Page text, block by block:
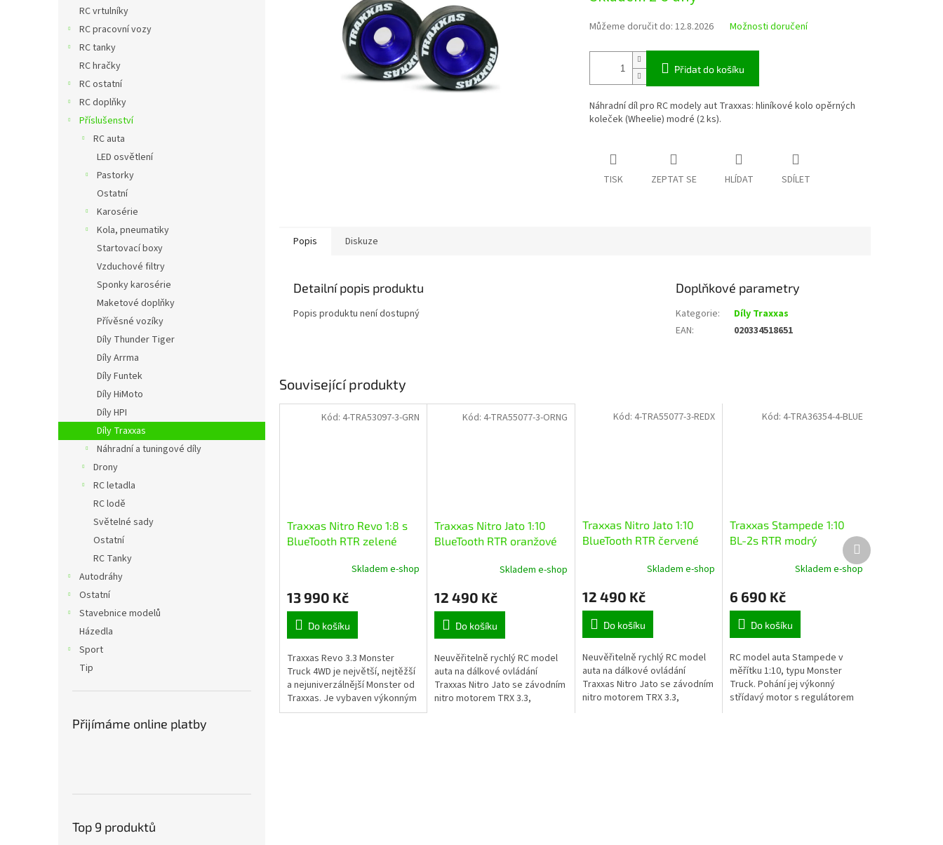
RC vrtulníky
RC pracovní vozy
RC tanky
RC hračky
RC ostatní
RC doplňky
Příslušenství
RC auta
LED osvětlení
Pastorky
Ostatní
Karosérie
Kola, pneumatiky
Startovací boxy
Vzduchové filtry
Sponky karosérie
Maketové doplňky
Přívěsné vozíky
Díly Thunder Tiger
Díly Arrma
Díly Funtek
Díly HiMoto
Díly HPI
Díly Traxxas
Náhradní a tuningové díly
Drony
RC letadla
RC lodě
Světelné sady
Ostatní
RC Tanky
Autodráhy
Ostatní
Stavebnice modelů
Házedla
Sport
Tip
Přijímáme online platby
Top 9 produktů
Můžeme doručit do: 12.8.2026 Možnosti doručení
Přidat do košíku
Náhradní díl pro RC modely aut Traxxas: hliníkové kolo opěrných
koleček (Wheelie) modré (2 ks).
TISK ZEPTAT SE HLÍDAT SDÍLET
Související produkty
Traxxas Nitro Revo 1:8 s
BlueTooth RTR zelené
produktu
je
5,0
z
hvězdiček.
Skladem e-shop
13 990 Kč
Do košíku
Traxxas Revo 3.3 Monster
Truck 4WD je největší, nejtěžší
a nejuniverzálnější Monster od
Traxxas. Je vybaven výkonným
závodním motorem TRX 3.3 s
Kód: 4-TRA53097-3-GRN
Traxxas Nitro Jato 1:10
BlueTooth RTR oranžové
Skladem e-shop
12 490 Kč
Do košíku
Neuvěřitelně rychlý RC model
auta na dálkové ovládání
Traxxas Nitro Jato se závodním
nitro motorem TRX 3.3,
Kód: 4-TRA55077-3-ORNG
Traxxas Nitro Jato 1:10
BlueTooth RTR červené
Skladem e-shop
12 490 Kč
Do košíku
Neuvěřitelně rychlý RC model
auta na dálkové ovládání
Traxxas Nitro Jato se závodním
nitro motorem TRX 3.3,
Kód: 4-TRA55077-3-REDX
Traxxas Stampede 1:10
BL-2s RTR modrý
Skladem e-shop
6 690 Kč
Do košíku
RC model auta Stampede v
měřítku 1:10, typu Monster
Truck. Pohání jej výkonný
střídavý motor s regulátorem
Kód: 4-TRA36354-4-BLUE
Další
produkt
Popis Diskuze
Detailní popis produktu
Popis produktu není dostupný
Doplňkové parametry
Kategorie:
Díly Traxxas
EAN: 020334518651